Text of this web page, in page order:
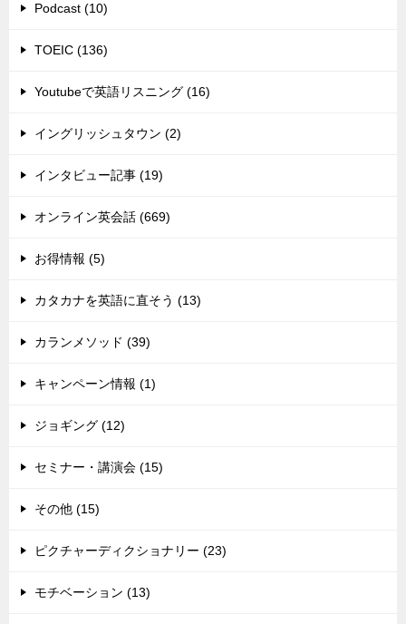
Podcast (10)
TOEIC (136)
Youtubeで英語リスニング (16)
イングリッシュタウン (2)
インタビュー記事 (19)
オンライン英会話 (669)
お得情報 (5)
カタカナを英語に直そう (13)
カランメソッド (39)
キャンペーン情報 (1)
ジョギング (12)
セミナー・講演会 (15)
その他 (15)
ピクチャーディクショナリー (23)
モチベーション (13)